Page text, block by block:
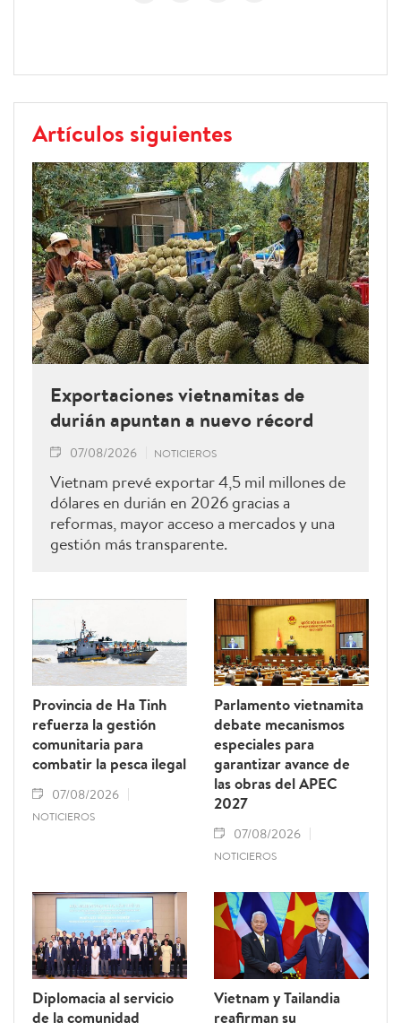
Artículos siguientes
Exportaciones vietnamitas de
durián apuntan a nuevo récord
07/08/2026 NOTICIEROS
Vietnam prevé exportar 4,5 mil millones de
dólares en durián en 2026 gracias a
reformas, mayor acceso a mercados y una
gestión más transparente.
Provincia de Ha Tinh
refuerza la gestión
comunitaria para
combatir la pesca ilegal
07/08/2026
NOTICIEROS
Parlamento vietnamita
debate mecanismos
especiales para
garantizar avance de
las obras del APEC
2027
07/08/2026
NOTICIEROS
Diplomacia al servicio
de la comunidad
Vietnam y Tailandia
reafirman su